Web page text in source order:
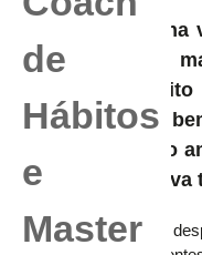
Em toda a
tudo. Não era
nunca era
assim estava
Nunca fui muito
bem-estar, estava
Sempre gostei de